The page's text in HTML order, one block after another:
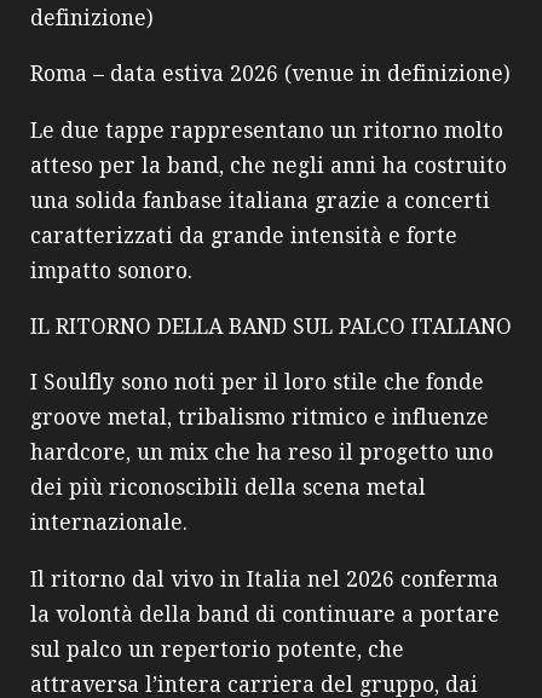
definizione)
Roma – data estiva 2026 (venue in definizione)
Le due tappe rappresentano un ritorno molto
atteso per la band, che negli anni ha costruito
una solida fanbase italiana grazie a concerti
caratterizzati da grande intensità e forte
impatto sonoro.
IL RITORNO DELLA BAND SUL PALCO ITALIANO
I Soulfly sono noti per il loro stile che fonde
groove metal, tribalismo ritmico e influenze
hardcore, un mix che ha reso il progetto uno
dei più riconoscibili della scena metal
internazionale.
Il ritorno dal vivo in Italia nel 2026 conferma
la volontà della band di continuare a portare
sul palco un repertorio potente, che
attraversa l’intera carriera del gruppo, dai